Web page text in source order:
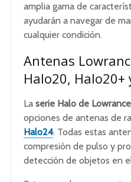
amplia gama de
ayudarán a navegar de
cualquier condición.
Antenas
Halo20, Halo20+
La serie Halo de
opciones de antenas de
Halo24. Todas estas
compresión de pulso y
detección de objetos en